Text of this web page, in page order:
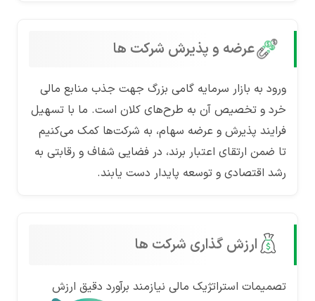
عرضه و پذیرش شرکت ها
ورود به بازار سرمایه گامی بزرگ جهت جذب منابع مالی
خرد و تخصیص آن به طرح‌های کلان است. ما با تسهیل
فرایند پذیرش و عرضه سهام، به شرکت‌ها کمک می‌کنیم
تا ضمن ارتقای اعتبار برند، در فضایی شفاف و رقابتی به
رشد اقتصادی و توسعه پایدار دست یابند.
ارزش گذاری شرکت ها
تصمیمات استراتژیک مالی نیازمند برآورد دقیق ارزش